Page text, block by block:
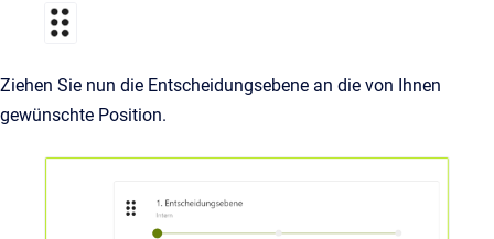
Ziehen Sie nun die Entscheidungsebene an die von Ihnen
gewünschte Position.